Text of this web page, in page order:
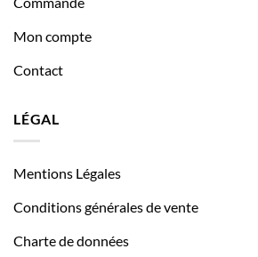
Mon compte
Contact
LÉGAL
Mentions Légales
Conditions générales de vente
Charte de données